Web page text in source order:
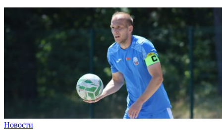
Новости